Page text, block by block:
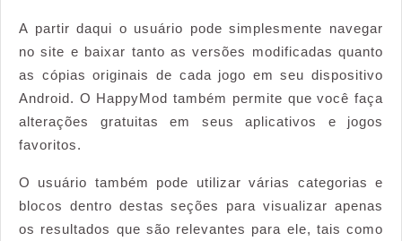
A partir daqui o usuário pode simplesmente navegar
no site e baixar tanto as versões modificadas quanto
as cópias originais de cada jogo em seu dispositivo
Android. O HappyMod também permite que você faça
alterações gratuitas em seus aplicativos e jogos
favoritos.
O usuário também pode utilizar várias categorias e
blocos dentro destas seções para visualizar apenas
os resultados que são relevantes para ele, tais como